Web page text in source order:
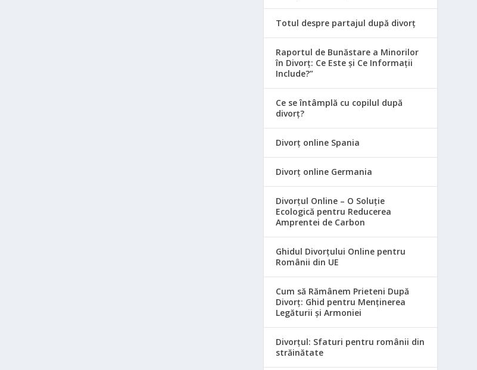
Totul despre partajul după divorț
Raportul de Bunăstare a Minorilor
în Divorț: Ce Este și Ce Informații
Include?”
Ce se întâmplă cu copilul după
divorț?
Divorț online Spania
Divorț online Germania
Divorțul Online – O Soluție
Ecologică pentru Reducerea
Amprentei de Carbon
Ghidul Divorțului Online pentru
Românii din UE
Cum să Rămânem Prieteni După
Divorț: Ghid pentru Menținerea
Legăturii și Armoniei
Divorțul: Sfaturi pentru românii din
străinătate